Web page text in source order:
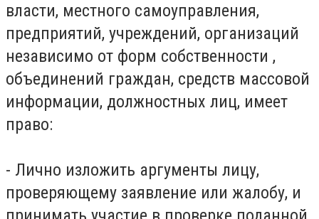
власти, местного самоуправления,
предприятий, учреждений, организаций
независимо от форм собственности ,
объединений граждан, средств массовой
информации, должностных лиц, имеет
право:
- Лично изложить аргументы лицу,
проверяющему заявление или жалобу, и